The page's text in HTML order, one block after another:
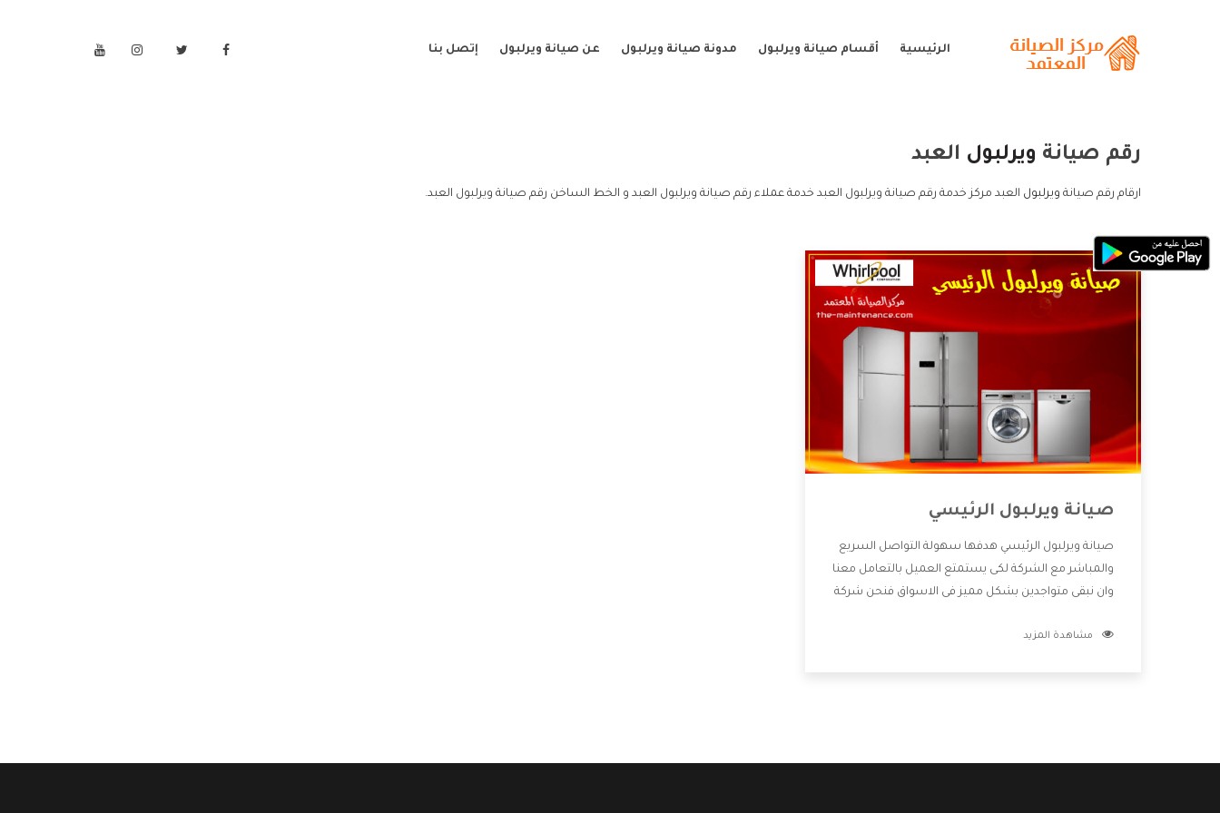
الرئيسية أقسام صيانة ويرلبول مدونة صيانة ويرلبول عن صيانة ويرلبول إتصل بنا
رقم صيانة ويرلبول العبد
ارقام رقم صيانة ويرلبول العبد مركز خدمة رقم صيانة ويرلبول العبد خدمة عملاء رقم صيانة ويرلبول العبد و الخط الساخن رقم صيانة ويرلبول العبد.
صيانة ويرلبول الرئيسي
صيانة ويرلبول الرئيسي هدفها سهولة التواصل السريع
والمباشر مع الشركة لكى يستمتع العميل بالتعامل معنا
وان نبقى متواجدين بشكل مميز فى الاسواق فنحن شركة
بالخدمات التى تنفرد الشركة بها والتى تكون منها خدمة
مشاهدة المزيد